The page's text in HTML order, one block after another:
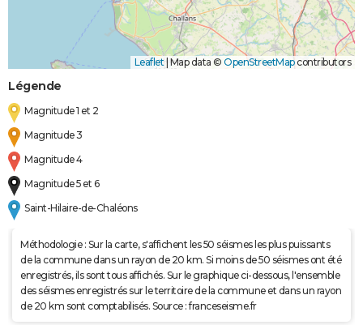
Leaflet | Map data © OpenStreetMapcontributors
Légende
Magnitude 1 et 2
Magnitude 3
Magnitude 4
Magnitude 5 et 6
Saint-Hilaire-de-Chaléons
Méthodologie : Sur la carte, s'affichent les 50 séismes les plus puissants
de la commune dans un rayon de 20 km. Si moins de 50 séismes ont été
enregistrés, ils sont tous affichés. Sur le graphique ci-dessous, l'ensemble
des séismes enregistrés sur le territoire de la commune et dans un rayon
de 20 km sont comptabilisés. Source : franceseisme.fr